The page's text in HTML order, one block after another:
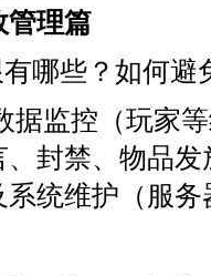
管理篇
哪些？如何避
据监控（玩家
封禁、物品
系统维护（服